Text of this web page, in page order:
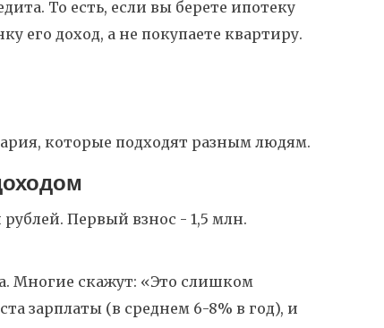
То есть, если вы берете ипотеку
его доход, а не покупаете квартиру.
которые подходят разным людям.
Первый взнос - 1,5 млн.
Многие скажут: «Это слишком
зарплаты (в среднем 6-8% в год), и